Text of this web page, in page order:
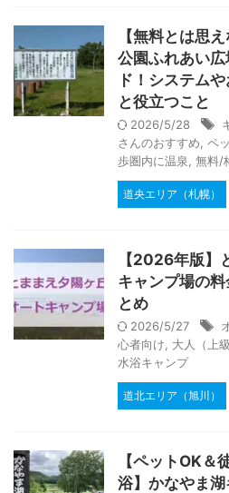
【無料とは思
公園ふれあい
ド！システム
と役立つこと
2026/5/28
さんのおすすめ ペ
歩圏内に温泉
無料/
道央エリア（札幌）
【2026年版】
キャンプ場の
とめ
2026/5/27
心者向け
大人（上
水浴キャンプ
道北エリア（旭川）
【ペットOK＆
浴】かなやま